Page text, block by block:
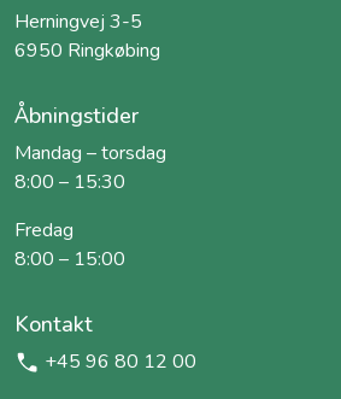
Herningvej 3-5
6950 Ringkøbing
Åbningstider
Mandag – torsdag
8:00 – 15:30
Fredag
8:00 – 15:00
Kontakt
+45 96 80 12 00